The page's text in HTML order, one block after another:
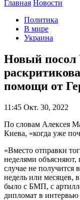
Главная Новости
Политика
В мире
Украина
Новый посол
помощи от
11:45 Окт. 30, 2022
По словам Алексея
Киева, «когда уже
«Вместо отправки
неделями
случае не получится
недель или месяцев,
было с БМП, с
дипломат в интервью